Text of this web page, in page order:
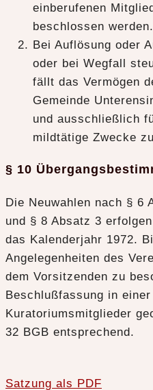
einberufenen
beschlossen werden.
Bei Auflösung oder
oder bei Wegfall
fällt das Vermögen
Gemeinde
und ausschließlich
mildtätige Zwecke
§ 10
Die Neuwahlen nach § 6
und § 8 Absatz 3
das Kalenderjahr 1972.
Angelegenheiten des
dem Vorsitzenden zu
Beschlußfassung in
Kuratoriumsmitglieder
32 BGB entsprechend.
Satzung als PDF